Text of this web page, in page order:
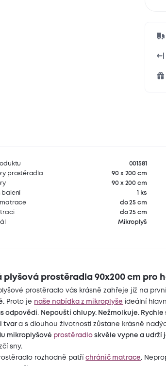
001581
prostěradla
90 x 200 cm
90 x 200 cm
balení
1 ks
matrace
do 25 cm
do 25 cm
Mikroplyš
plyšová prostěradla 90x200 cm pro
prostěradlo vás krásně zahřeje již na
Proto je naše nabídka z mikroplyše ideální
odpovědi. Nepouští chlupy. Nežmolkuje. Rychle
i tvara s dlouhou životností zůstane krásně
mikroplyšové prostěradlo skvěle vypne a udrží
sny.
rozhodně patříchránič matrace.